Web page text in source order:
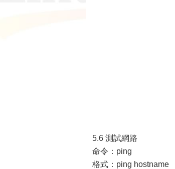
5.6 測試網路
命令：ping
格式：ping hostname